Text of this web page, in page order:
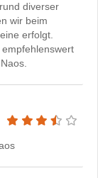
diverser
wir beim
erfolgt.